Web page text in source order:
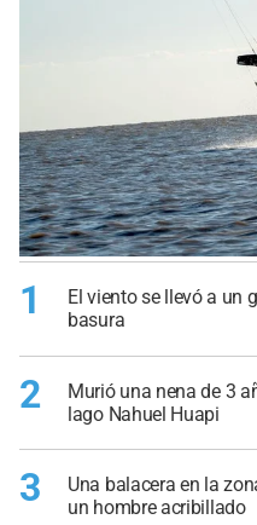
1
El viento se llevó a un
basura
2
Murió una nena de 3
lago Nahuel Huapi
3
Una balacera en la
un hombre acribillado